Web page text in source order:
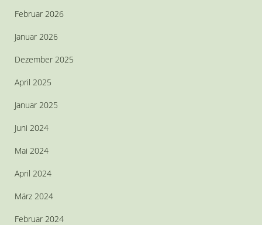
Februar 2026
Januar 2026
Dezember 2025
April 2025
Januar 2025
Juni 2024
Mai 2024
April 2024
März 2024
Februar 2024